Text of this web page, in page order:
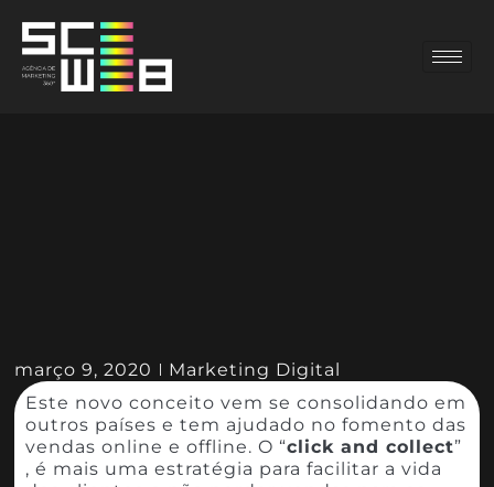
março 9, 2020
Marketing Digital
Este novo conceito vem se consolidando em
outros países e tem ajudado no fomento das
vendas online e offline. O “click and collect”
, é mais uma estratégia para facilitar a vida